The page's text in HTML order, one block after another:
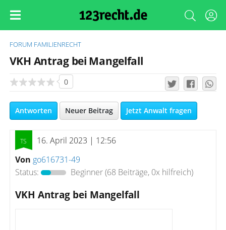
FORUM FAMILIENRECHT
VKH Antrag bei Mangelfall
0
Antworten Neuer Beitrag Jetzt Anwalt fragen
16. April 2023 | 12:56
Von go616731-49
Status:
Beginner(68 Beiträge, 0x hilfreich)
VKH Antrag bei Mangelfall